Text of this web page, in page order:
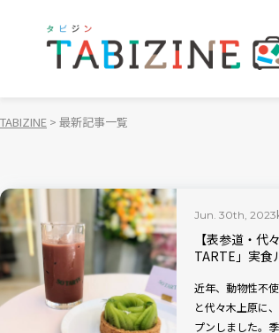
TABIZINE 最新記事一覧
Jun. 30th, 2023
【表参道・代
TARTE」実食
近年、動物性不
と代々木上原に
プンしました。